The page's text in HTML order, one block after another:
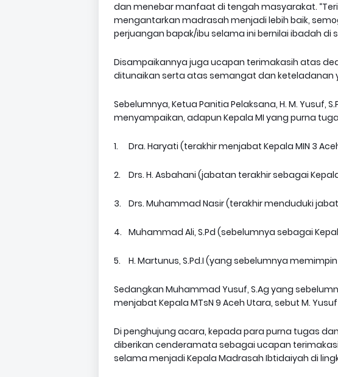
dan menebar manfaat di tengah masyarakat.
mengantarkan madrasah menjadi lebih baik,
perjuangan bapak/ibu selama ini bernilai ibadah di
Disampaikannya juga ucapan terimakasih atas
ditunaikan serta atas semangat dan keteladanan
Sebelumnya, Ketua Panitia Pelaksana, H. M. Yusuf,
menyampaikan, adapun Kepala MI yang purna
1. Dra. Haryati (terakhir menjabat Kepala MIN 3
2. Drs. H. Asbahani (jabatan terakhir sebagai
3. Drs. Muhammad Nasir (terakhir menduduki
4. Muhammad Ali, S.Pd (sebelumnya sebagai
5. H. Martunus, S.Pd.I (yang sebelumnya memimpin
Sedangkan Muhammad Yusuf, S.Ag yang
menjabat Kepala MTsN 9 Aceh Utara, sebut M.
Di penghujung acara, kepada para purna tugas
diberikan cenderamata sebagai ucapan
selama menjadi Kepala Madrasah Ibtidaiyah di